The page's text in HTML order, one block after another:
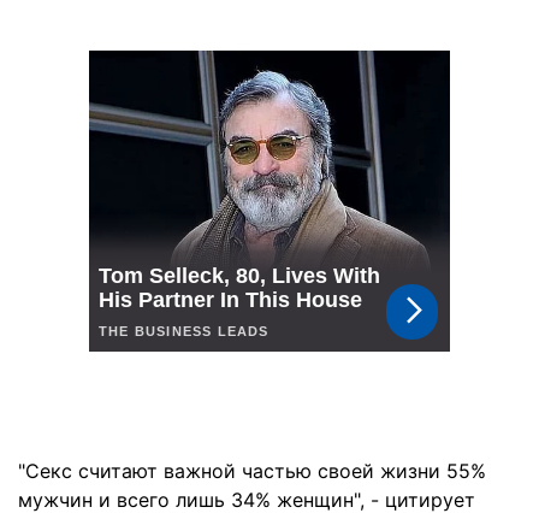
"Секс считают важной частью своей жизни 55%
мужчин и всего лишь 34% женщин", - цитирует